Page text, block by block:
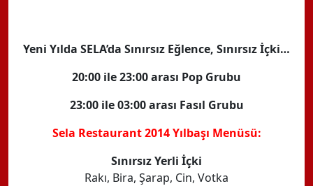
Yeni Yılda SELA’da Sınırsız Eğlence, Sınırsız İçki…
20:00 ile 23:00 arası Pop Grubu
23:00 ile 03:00 arası Fasıl Grubu
Sela Restaurant 2014 Yılbaşı Menüsü:
Sınırsız Yerli İçki
Rakı, Bira, Şarap, Cin, Votka